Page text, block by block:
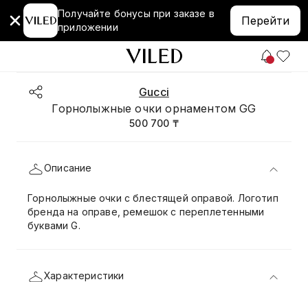
Получайте бонусы при заказе в
приложении
Перейти
Gucci
Горнолыжные очки орнаментом GG
500 700 ₸
Описание
Горнолыжные очки с блестящей оправой. Логотип
бренда на оправе, ремешок с переплетенными
буквами G.
Характеристики